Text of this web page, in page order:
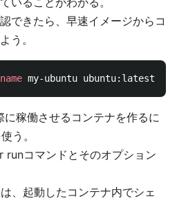
できたら、早速イメージからコ
う。
稼働させるコンテナを作るに
う。
コマンドとそのオプション
、起動したコンテナ内でシェ